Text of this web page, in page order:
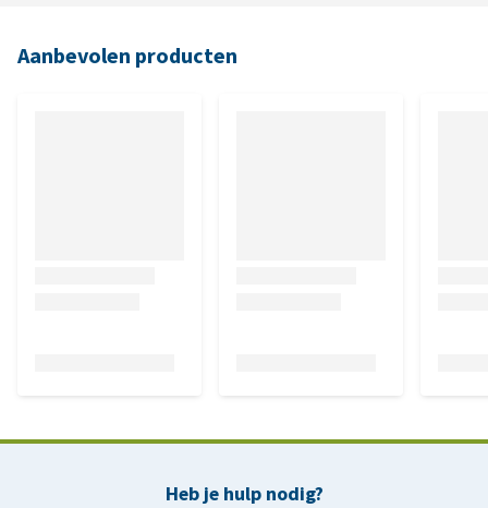
Aanbevolen producten
Heb je hulp nodig?